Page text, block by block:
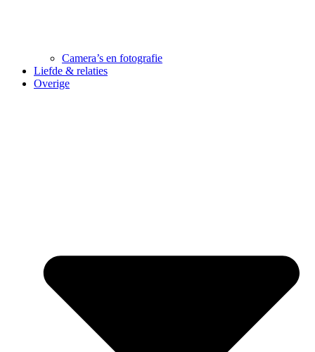
Camera’s en fotografie
Liefde & relaties
Overige